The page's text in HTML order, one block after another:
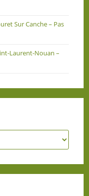
Sur Canche – Pas
Laurent-Nouan –